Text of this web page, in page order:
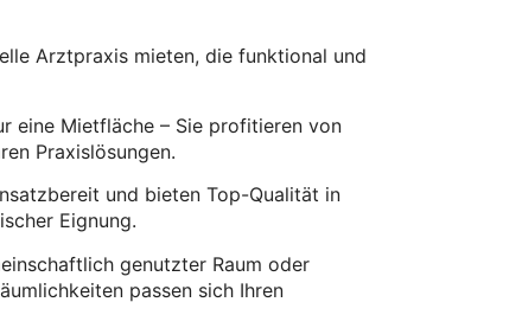
Arztpraxis mieten, die funktional und
eine Mietfläche – Sie profitieren von
Praxislösungen.
und bieten Top-Qualität in
Eignung.
genutzter Raum oder
passen sich Ihren